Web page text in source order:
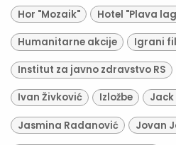
Hor "Mozaik" Hotel "Plava
Humanitarne akcije Igrani
Institut za javno zdravstvo RS
Ivan Živković Izložbe Jack
Jasmina Radanović Jovan